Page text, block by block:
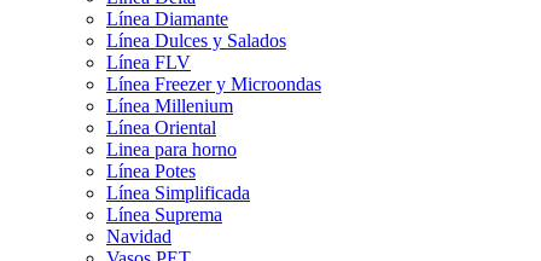
Línea Diamante
Línea Dulces y Salados
Línea FLV
Línea Freezer y Microondas
Línea Millenium
Línea Oriental
Linea para horno
Línea Potes
Línea Simplificada
Línea Suprema
Navidad